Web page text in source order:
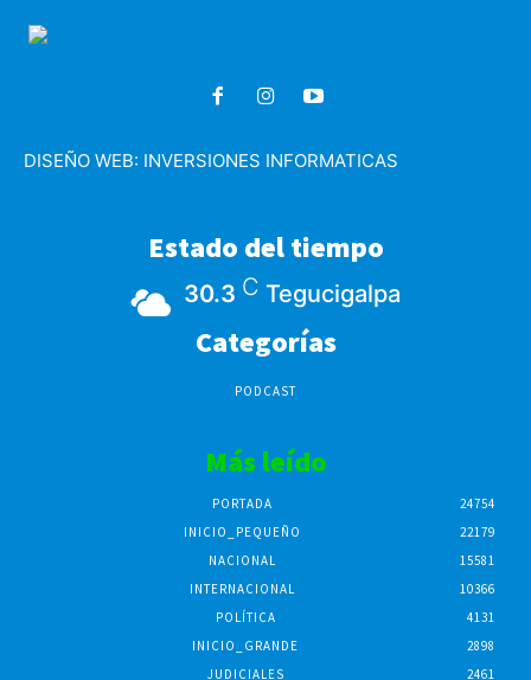
DISEÑO WEB: INVERSIONES INFORMATICAS
Estado del tiempo
30.3 C Tegucigalpa
Categorías
PODCAST
Más leído
PORTADA
24754
INICIO_PEQUEÑO
22179
NACIONAL
15581
INTERNACIONAL
10366
POLÍTICA
4131
INICIO_GRANDE
2898
JUDICIALES
2461